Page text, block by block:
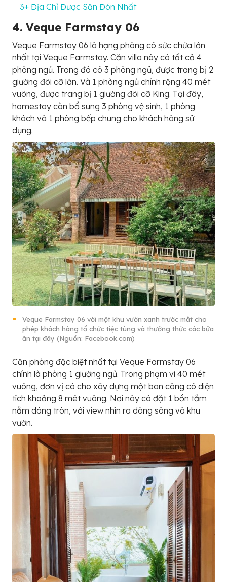
3+ Địa Chỉ Được Săn Đón Nhất
4. Veque Farmstay 06
Veque Farmstay 06 là hạng phòng có sức chứa lớn
nhất tại Veque Farmstay. Căn villa này có tất cả 4
phòng ngủ. Trong đó có 3 phòng ngủ, được trang bị 2
giường đôi cỡ lớn. Và 1 phòng ngủ chính rộng 40 mét
vuông, được trang bị 1 giường đôi cỡ King. Tại đây,
homestay còn bổ sung 3 phòng vệ sinh, 1 phòng
khách và 1 phòng bếp chung cho khách hàng sử
dụng.
Veque Farmstay 06 với một khu vườn xanh trước mắt cho
phép khách hàng tổ chức tiệc tùng và thưởng thức các bữa
ăn tại đây (Nguồn: Facebook.com)
Căn phòng đặc biệt nhất tại Veque Farmstay 06
chính là phòng 1 giường ngủ. Trong phạm vi 40 mét
vuông, đơn vị có cho xây dựng một ban công có diện
tích khoảng 8 mét vuông. Nơi này có đặt 1 bồn tắm
nằm dáng tròn, với view nhìn ra dòng sông và khu
vườn.